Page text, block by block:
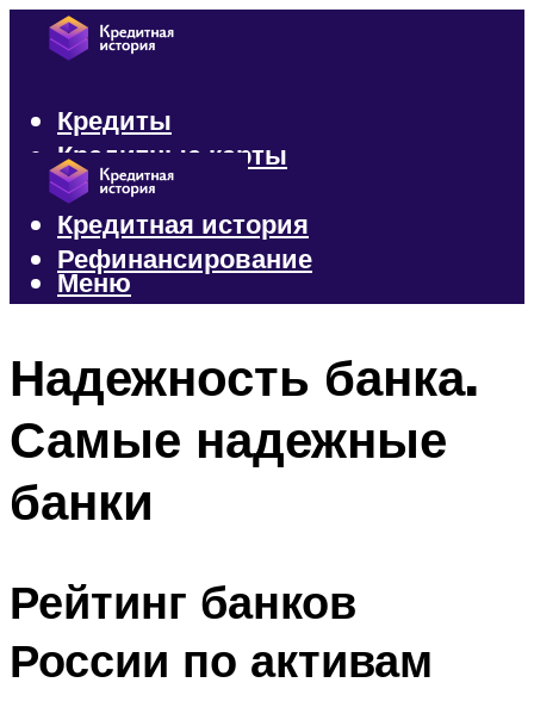
Кредиты
Кредитные карты
Микрозаймы
Кредитная история
Рефинансирование
Меню
Надежность банка.
Самые надежные
банки
Рейтинг банков
России по активам